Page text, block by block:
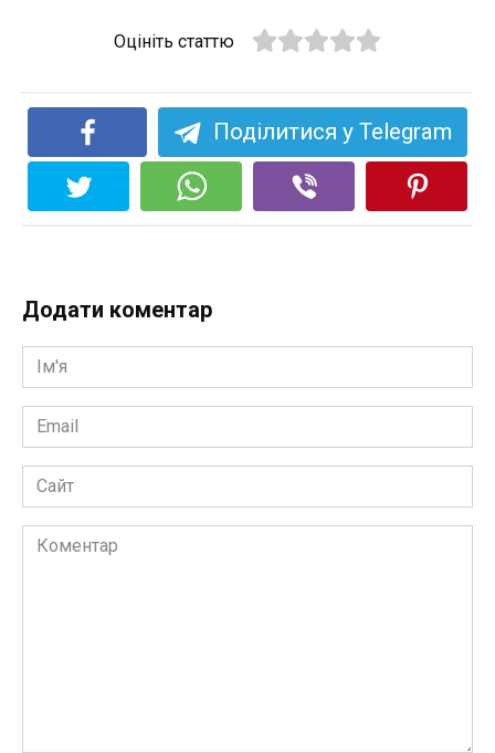
Оцініть статтю
Поділитися у Telegram
Додати коментар
Ім'я
*
Email
*
Сайт
Коментар